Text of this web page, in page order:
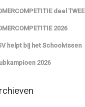
deel TWEE
2026
helpt bij het Schoolvissen
2026